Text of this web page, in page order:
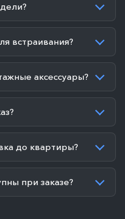
встраивания?
аксессуары?
до квартиры?
при заказе?